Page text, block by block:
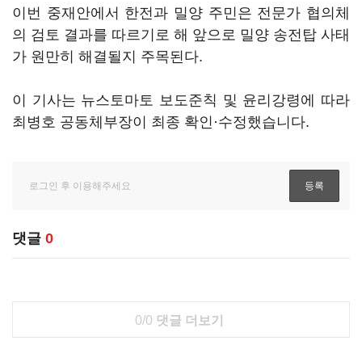
이번 중재안에서 한전과 밀양 주민은 전문가 협의체
의 검토 결과를 따르기로 해 앞으로 밀양 송전탑 사태
가 원만히 해결될지 주목된다.
이 기사는 뉴스토마토 보도준칙 및 윤리강령에 따라
최병호 공동체부장이 최종 확인·수정했습니다.
댓글 0
0/0 댓글 더보기